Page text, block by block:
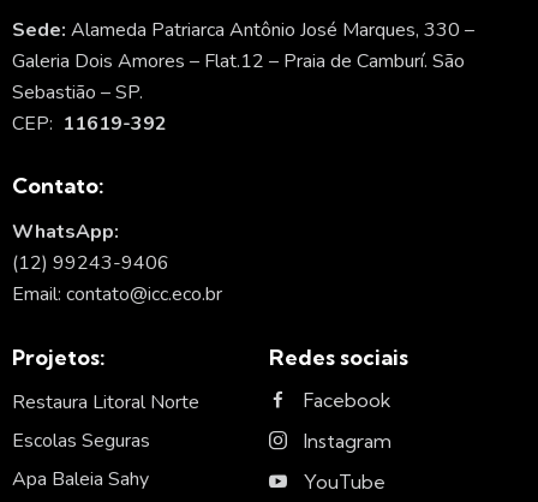
Sede: Alameda Patriarca Antônio José Marques, 330 –
Galeria Dois Amores – Flat.12 – Praia de Camburí. São
Sebastião – SP.
CEP: 11619-392
Contato:
WhatsApp:
(12) 99243-9406
Email: contato@icc.eco.br
Projetos:
Restaura Litoral Norte
Escolas Seguras
Apa Baleia Sahy
Redes sociais
Facebook
Instagram
YouTube